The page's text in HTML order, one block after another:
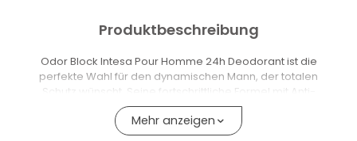
Produktbeschreibung
Odor Block Intesa Pour Homme 24h Deodorant ist die
perfekte Wahl für den dynamischen Mann, der totalen
Schutz wünscht. Seine fortschrittliche Formel mit Anti-
Geruchs-Technologie blockiert die Bildung unangenehmer
Gerüche an der Quelle und sorgt so für bis zu 24 Stunden
Frische. Der dezente, maskuline Duft macht es außerdem
Mehr anzeigen